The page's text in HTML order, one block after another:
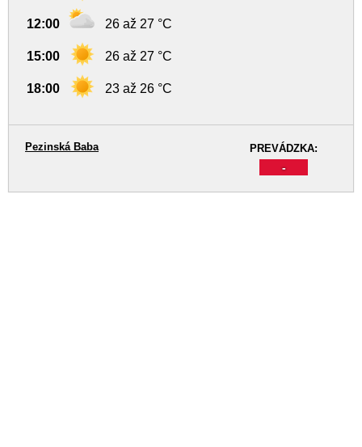
12:00 26 až 27 °C
15:00 26 až 27 °C
18:00 23 až 26 °C
PREVÁDZKA:
-
Pezinská Baba